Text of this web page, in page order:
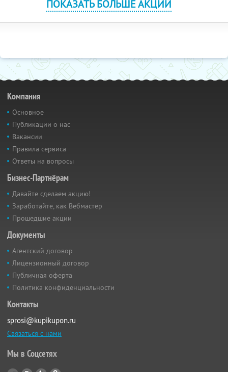
ПОКАЗАТЬ БОЛЬШЕ АКЦИЙ
Компания
Основное
Публикации о нас
Вакансии
Правила сервиса
Ответы на вопросы
Бизнес-Партнёрам
Давайте сделаем акцию!
Заработайте, как Вебмастер
Прошедшие акции
Документы
Агентский договор
Лицензионный договор
Публичная оферта
Политика конфиденциальности
Контакты
sprosi@kupikupon.ru
Связаться с нами
Мы в Соцсетях